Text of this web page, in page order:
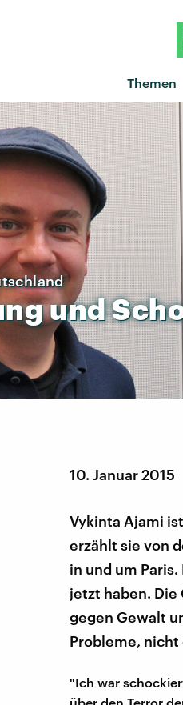
Themen
und
10. Januar 2015
Vykinta Ajami
erzählt sie von
in und um
jetzt haben.
gegen Gewalt
Probleme, nicht
"Ich war